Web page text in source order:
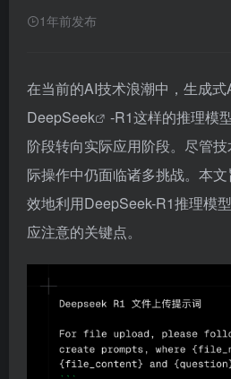
1年前发布
在当前的AI技术浪潮中，生成式
DeepSeek
-R1这样的推理模
阶段转向实际应用阶段。尽管
际操作中仍面临诸多挑战。本
效地利用DeepSeek-R1推理模
应注意的关键点。